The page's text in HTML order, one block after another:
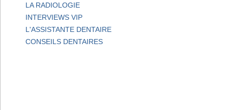
LA RADIOLOGIE
INTERVIEWS VIP
L'ASSISTANTE DENTAIRE
CONSEILS DENTAIRES